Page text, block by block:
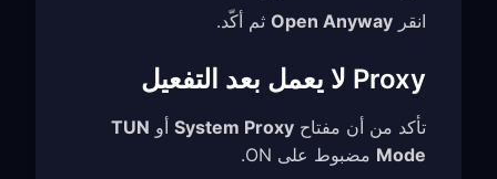
انقر Open Anyway ثم أكّد.
Proxy لا يعمل بعد التفعيل
تأكد من أن مفتاح System Proxy أو TUN
Mode مضبوط على ON.